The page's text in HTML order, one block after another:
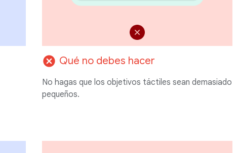
cancel Qué no debes hacer
No hagas que los objetivos táctiles sean demasiado
pequeños.